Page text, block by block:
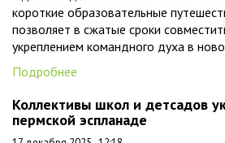
короткие образовательные
позволяет в сжатые сроки
укреплением командного духа в
Подробнее
Коллективы школ и детсадов
пермской эспланаде